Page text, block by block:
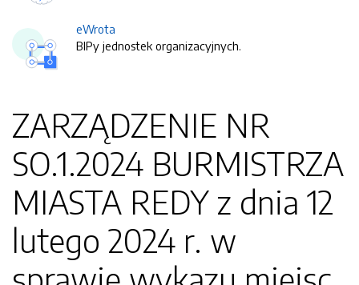
eWrota
BIPy jednostek organizacyjnych.
ZARZĄDZENIE NR
SO.1.2024 BURMISTRZA
MIASTA REDY z dnia 12
lutego 2024 r. w